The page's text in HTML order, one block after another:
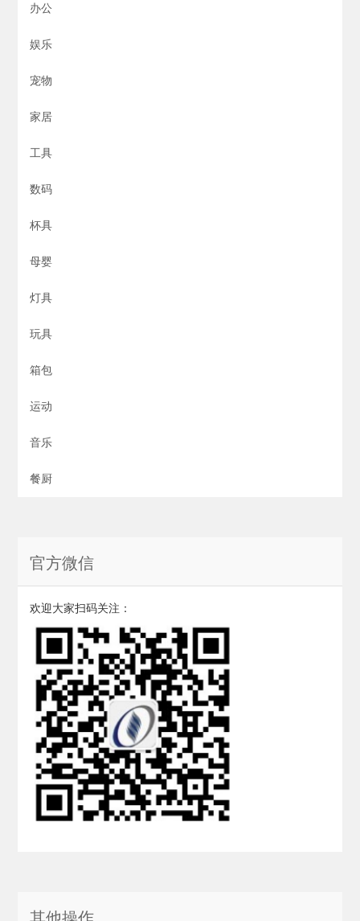
办公
娱乐
宠物
家居
工具
数码
杯具
母婴
灯具
玩具
箱包
运动
音乐
餐厨
官方微信
欢迎大家扫码关注：